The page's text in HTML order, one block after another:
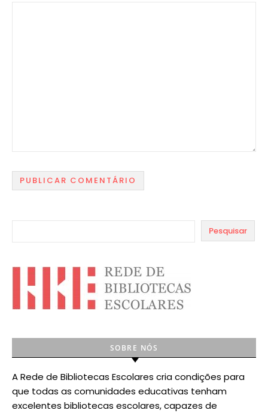
Pesquisar
SOBRE NÓS
A Rede de Bibliotecas Escolares cria condições para
que todas as comunidades educativas tenham
excelentes bibliotecas escolares, capazes de